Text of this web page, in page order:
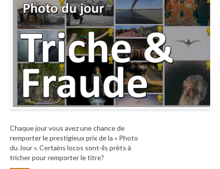
Chaque jour vous avez une chance de
remporter le prestigieux prix de la « Photo
du Jour ». Certains locos sont-ils prêts à
tricher pour remporter le titre?